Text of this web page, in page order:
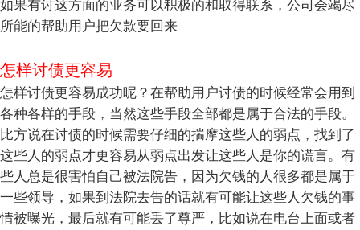
如果有讨这方面的业务可以积极的和取得联系，公司会竭尽
所能的帮助用户把欠款要回来
怎样讨债更容易
怎样讨债更容易成功呢？在帮助用户讨债的时候经常会用到
各种各样的手段，当然这些手段全部都是属于合法的手段。
比方说在讨债的时候需要仔细的揣摩这些人的弱点，找到了
这些人的弱点才更容易从弱点出发让这些人是你的谎言。有
些人总是很害怕自己被法院告，因为欠钱的人很多都是属于
一些领导，如果到法院去告的话就有可能让这些人欠钱的事
情被曝光，最后就有可能丢了尊严，比如说在电台上面或者